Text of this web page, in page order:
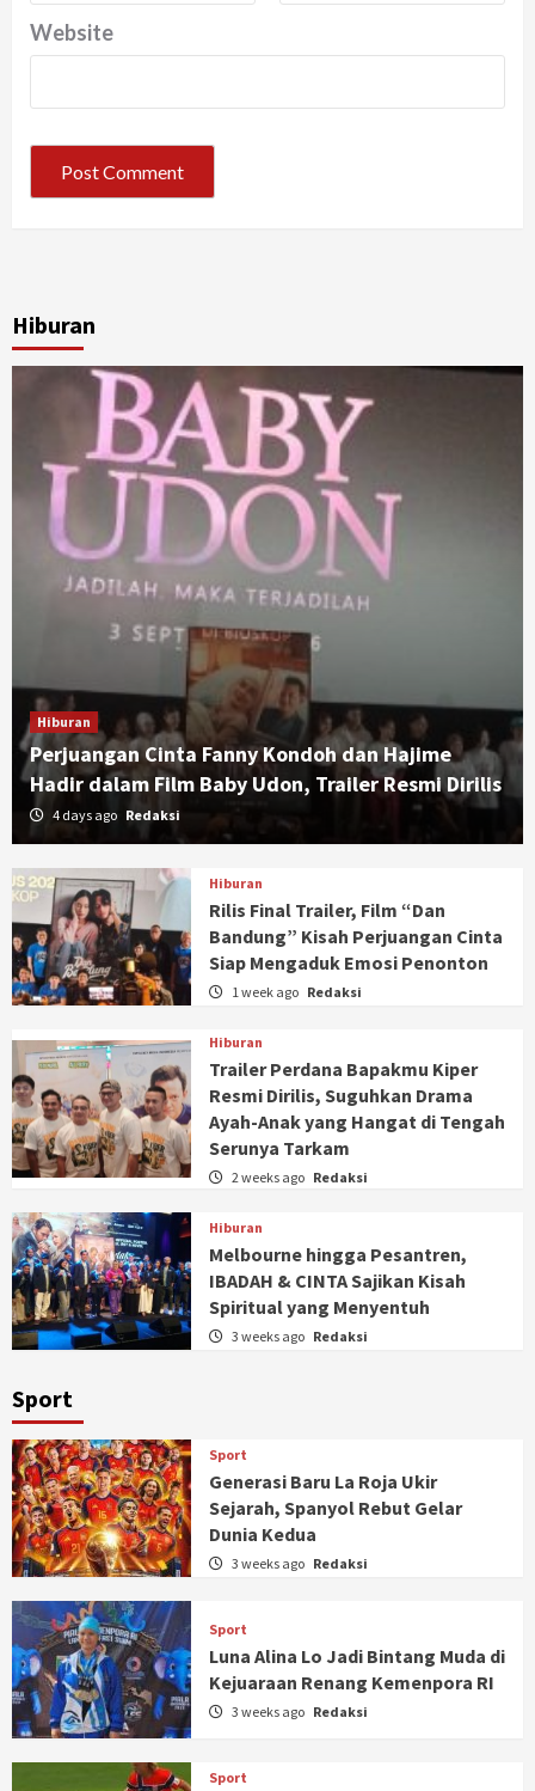
Website
Hiburan
Hiburan
Perjuangan Cinta Fanny Kondoh dan Hajime
Hadir dalam Film Baby Udon, Trailer Resmi Dirilis
4 days ago Redaksi
Hiburan
Rilis Final Trailer, Film “Dan
Bandung” Kisah Perjuangan Cinta
Siap Mengaduk Emosi Penonton
1 week ago Redaksi
Hiburan
Trailer Perdana Bapakmu Kiper
Resmi Dirilis, Suguhkan Drama
Ayah-Anak yang Hangat di Tengah
Serunya Tarkam
2 weeks ago Redaksi
Hiburan
Melbourne hingga Pesantren,
IBADAH & CINTA Sajikan Kisah
Spiritual yang Menyentuh
3 weeks ago Redaksi
Sport
Sport
Generasi Baru La Roja Ukir
Sejarah, Spanyol Rebut Gelar
Dunia Kedua
3 weeks ago Redaksi
Sport
Luna Alina Lo Jadi Bintang Muda di
Kejuaraan Renang Kemenpora RI
3 weeks ago Redaksi
Sport